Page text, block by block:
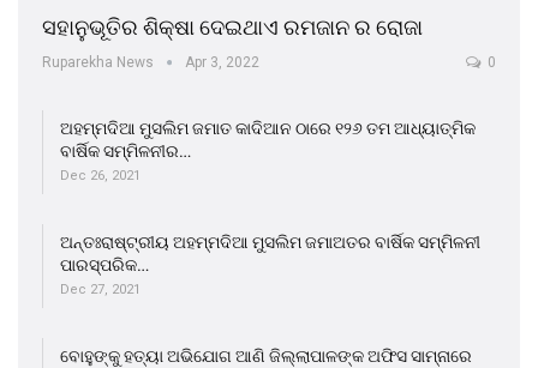
ସହାନୁଭୂତିର ଶିକ୍ଷା ଦେଇଥାଏ ରମଜାନ ର ରୋଜା
Ruparekha News Apr 3, 2022 0
ଅହମ୍ମଦିଆ ମୁସଲିମ ଜମାତ କାଦିଆନ ଠାରେ ୧୨୬ ତମ ଆଧ୍ୟାତ୍ମିକ
ବାର୍ଷିକ ସମ୍ମିଳନୀର…
Dec 26, 2021
ଅନ୍ତଃରାଷ୍ଟ୍ରୀୟ ଅହମ୍ମଦିଆ ମୁସଲିମ ଜମାଅତର ବାର୍ଷିକ ସମ୍ମିଳନୀ
ପାରସ୍ପରିକ…
Dec 27, 2021
ବୋହୁଙ୍କୁ ହତ୍ୟା ଅଭିଯୋଗ ଆଣି ଜିଲ୍ଲାପାଳଙ୍କ ଅଫିସ ସାମ୍ନାରେ